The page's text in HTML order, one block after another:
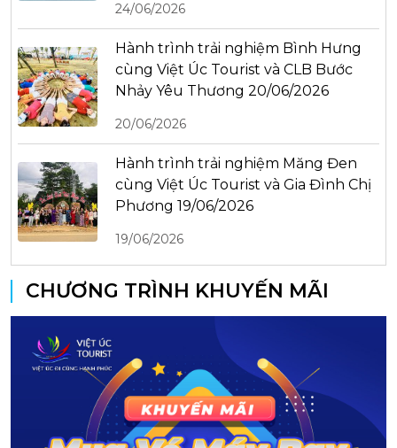
24/06/2026
Hành trình trải nghiệm Bình Hưng
cùng Việt Úc Tourist và CLB Bước
Nhảy Yêu Thương 20/06/2026
20/06/2026
Hành trình trải nghiệm Măng Đen
cùng Việt Úc Tourist và Gia Đình Chị
Phương 19/06/2026
19/06/2026
CHƯƠNG TRÌNH KHUYẾN MÃI